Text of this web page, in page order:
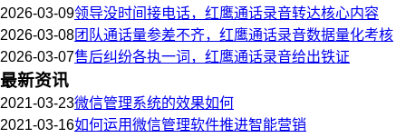
2026-03-09领导没时间接电话，红鹰通话录音转达核心内容
2026-03-08团队通话量参差不齐，红鹰通话录音数据量化考核
2026-03-07售后纠纷各执一词，红鹰通话录音给出铁证
最新资讯
2021-03-23微信管理系统的效果如何
2021-03-16如何运用微信管理软件推进智能营销